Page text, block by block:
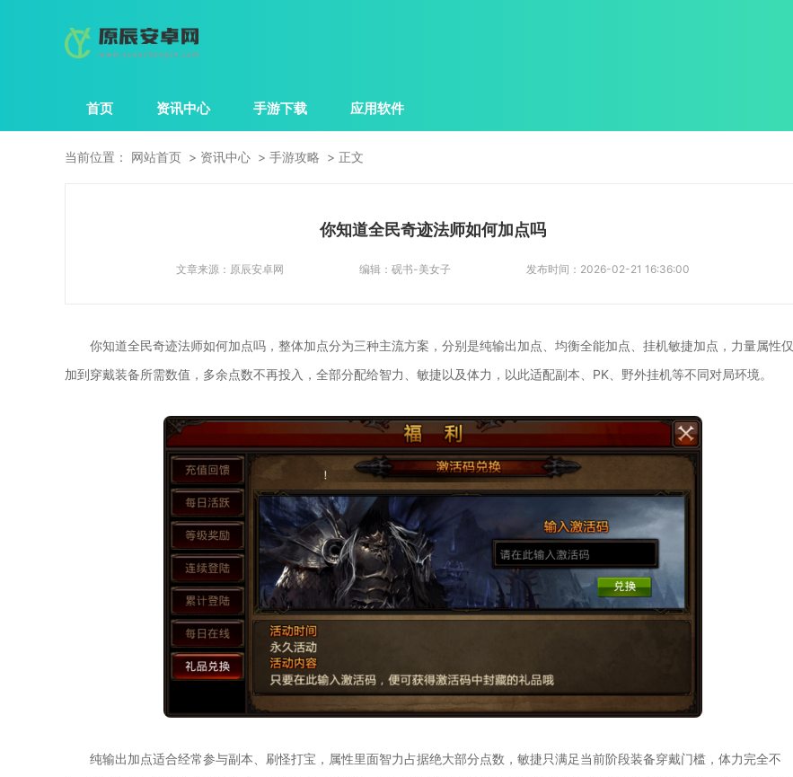
首页 资讯中心 手游下载 应用软件
当前位置： 网站首页 资讯中心 手游攻略 正文
你知道全民奇迹法师如何加点吗
文章来源： 原辰安卓网 编辑： 砚书-美女子 发布时间： 2026-02-21 16:36:00
你知道全民奇迹法师如何加点吗，整体加点分为三种主流方案，分别是纯输出加点、均衡全能加点、挂机敏捷加点，力量属性仅
加到穿戴装备所需数值，多余点数不再投入，全部分配给智力、敏捷以及体力，以此适配副本、PK、野外挂机等不同对局环境。
纯输出加点适合经常参与副本、刷怪打宝，属性里面智力占据绝大部分点数，敏捷只满足当前阶段装备穿戴门槛，体力完全不